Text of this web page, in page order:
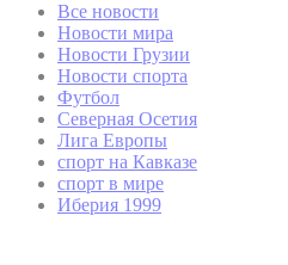
Все новости
Новости мира
Новости Грузии
Новости спорта
Футбол
Северная Осетия
Лига Европы
спорт на Кавказе
спорт в мире
Иберия 1999